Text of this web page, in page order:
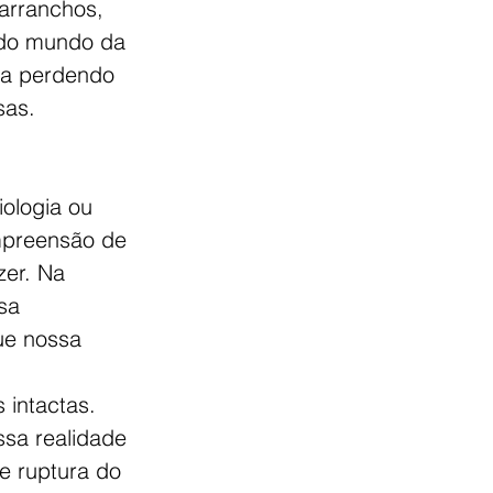
mundo da
perdendo
ou
de
Na
nossa
intactas.
realidade
ruptura do